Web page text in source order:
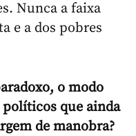
Nunca a faixa
e a dos pobres
o modo
políticos que ainda
de manobra?